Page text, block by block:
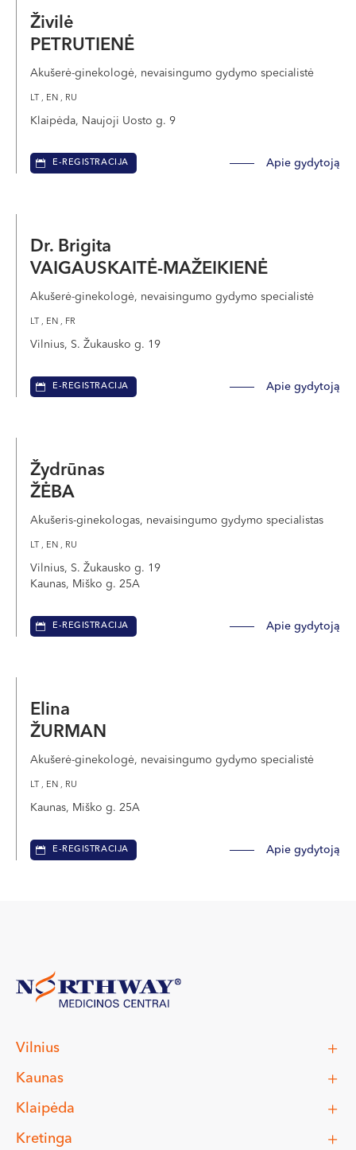
Živilė
PETRUTIENĖ
Akušerė-ginekologė, nevaisingumo gydymo specialistė
LT , EN , RU
Klaipėda, Naujoji Uosto g. 9
E-REGISTRACIJA Apie gydytoją
Dr. Brigita
VAIGAUSKAITĖ-MAŽEIKIENĖ
Akušerė-ginekologė, nevaisingumo gydymo specialistė
LT , EN , FR
Vilnius, S. Žukausko g. 19
E-REGISTRACIJA Apie gydytoją
Žydrūnas
ŽĖBA
Akušeris-ginekologas, nevaisingumo gydymo specialistas
LT , EN , RU
Vilnius, S. Žukausko g. 19
Kaunas, Miško g. 25A
E-REGISTRACIJA Apie gydytoją
Elina
ŽURMAN
Akušerė-ginekologė, nevaisingumo gydymo specialistė
LT , EN , RU
Kaunas, Miško g. 25A
E-REGISTRACIJA Apie gydytoją
Vilnius
Kaunas
Klaipėda
Kretinga